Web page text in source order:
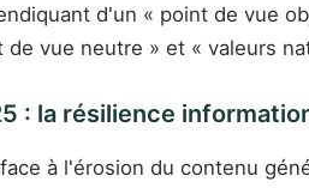
d'un « point de vue
vue neutre » et « valeurs
: la résilience
à l'érosion du contenu